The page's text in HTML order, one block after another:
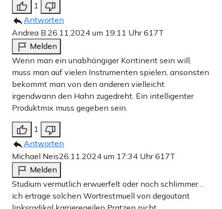
1
Antworten
Andrea B.26.11.2024 um 19:11 Uhr617T
Melden
Wenn man ein unabhängiger Kontinent sein will,
muss man auf vielen Instrumenten spielen, ansonsten
bekommt man von den anderen vielleicht
irgendwann den Hahn zugedreht. Ein intelligenter
Produktmix muss gegeben sein.
1
Antworten
Michael Neis26.11.2024 um 17:34 Uhr617T
Melden
Studium vermutlich erwuerfelt oder noch schlimmer…
ich ertrage solchen Wortrestmuell von degoutant